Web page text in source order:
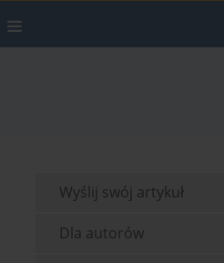
Wyślij swój artykuł
Dla autorów